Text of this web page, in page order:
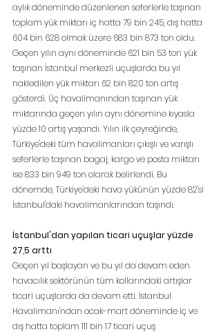
aylık döneminde düzenlenen seferlerle taşınan
toplam yük miktarı iç hatta 79 bin 245, dış hatta
604 bin 628 olmak üzere 683 bin 873 ton oldu.
Geçen yılın aynı döneminde 621 bin 53 ton yük
taşınan İstanbul merkezli uçuşlarda bu yıl
nakledilen yük miktarı 62 bin 820 ton artış
gösterdi. Üç havalimanından taşınan yük
miktarında geçen yılın aynı dönemine kıyasla
yüzde 10 artış yaşandı. Yılın ilk çeyreğinde,
Türkiye'deki tüm havalimanları çıkışlı ve varışlı
seferlerle taşınan bagaj, kargo ve posta miktarı
ise 833 bin 949 ton olarak belirlendi. Bu
dönemde, Türkiye'deki hava yükünün yüzde 82'si
İstanbul'daki havalimanlarından taşındı.
İstanbul'dan yapılan ticari uçuşlar yüzde
27,5 arttı
Geçen yıl başlayan ve bu yıl da devam eden
havacılık sektörünün tüm kollarındaki artışlar
ticari uçuşlarda da devam etti. İstanbul
Havalimanı'ndan ocak-mart döneminde iç ve
dış hatta toplam 111 bin 17 ticari uçuş